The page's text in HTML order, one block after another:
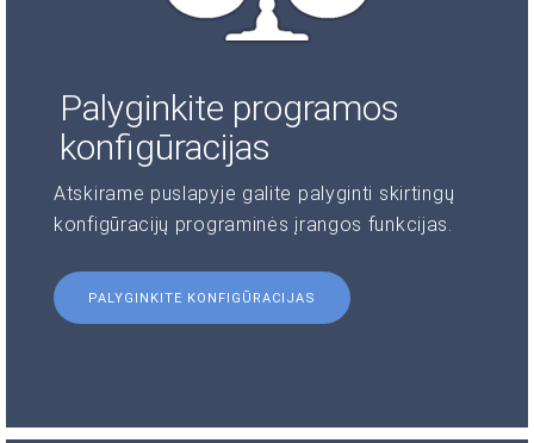
Palyginkite programos
konfigūracijas
Atskirame puslapyje galite palyginti skirtingų
konfigūracijų programinės įrangos funkcijas.
PALYGINKITE KONFIGŪRACIJAS